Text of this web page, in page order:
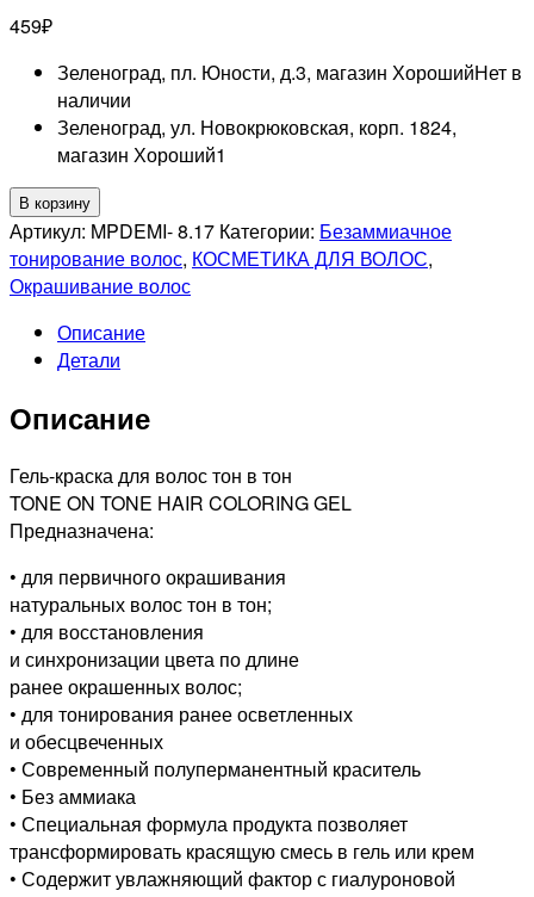
459₽
Зеленоград, пл. Юности, д.3, магазин ХорошийНет в
наличии
Зеленоград, ул. Новокрюковская, корп. 1824,
магазин Хороший1
Количество
товара
TEFIA
PROFESSIONNEL
MYPOINT
ТОНИРУЮЩАЯ
КРАСКА
ВОЛОС
СВЕТЛЫЙ
БЛОНДИН
ФИОЛЕТОВЫЙ,
60мл
В корзину
Артикул: MPDEMI- 8.17 Категории: Безаммиачное
тонирование волос, КОСМЕТИКА ДЛЯ ВОЛОС,
Окрашивание волос
Описание
Детали
Описание
Гель-краска для волос тон в тон
TONE ON TONE HAIR COLORING GEL
Предназначена:
• для первичного окрашивания
натуральных волос тон в тон;
• для восстановления
и синхронизации цвета по длине
ранее окрашенных волос;
• для тонирования ранее осветленных
и обесцвеченных
• Современный полуперманентный краситель
• Без аммиака
• Специальная формула продукта позволяет
трансформировать красящую смесь в гель или крем
• Содержит увлажняющий фактор с гиалуроновой